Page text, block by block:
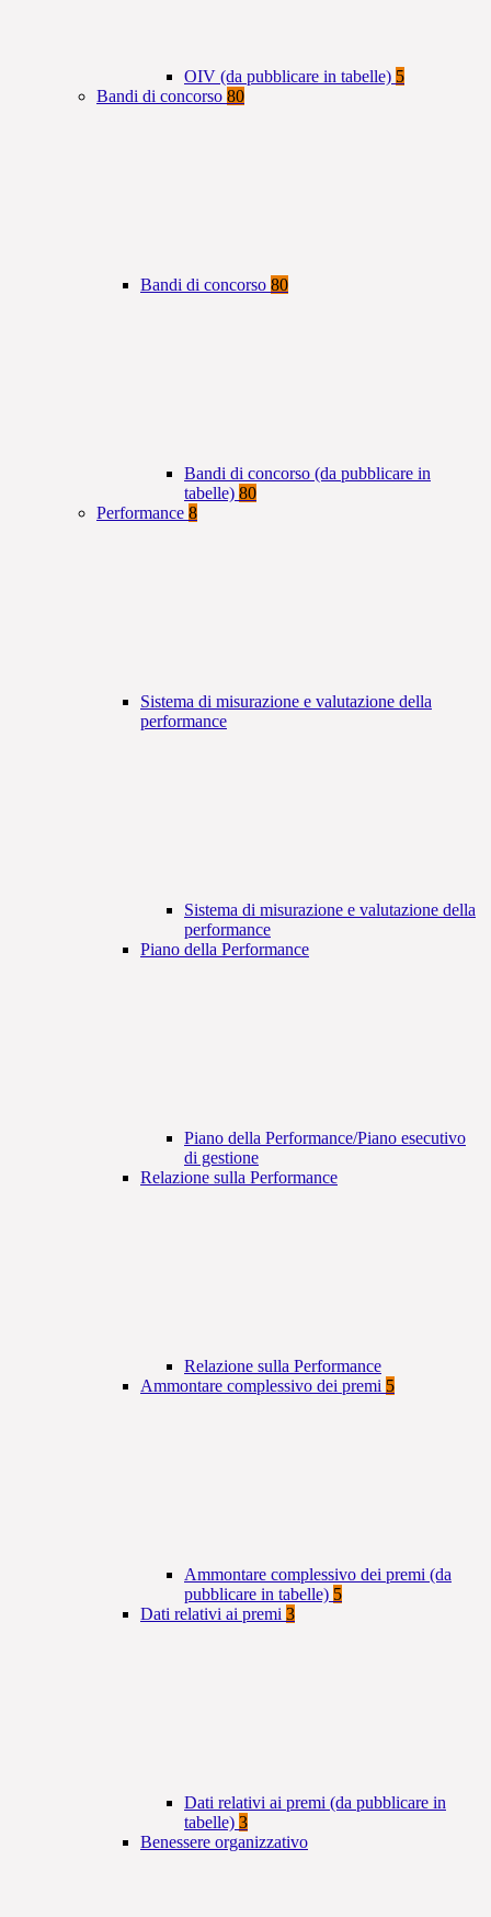
OIV (da pubblicare in tabelle) 5
Bandi di concorso 80
Bandi di concorso 80
Bandi di concorso (da pubblicare in
tabelle) 80
Performance 8
Sistema di misurazione e valutazione della
performance
Sistema di misurazione e valutazione della
performance
Piano della Performance
Piano della Performance/Piano esecutivo
di gestione
Relazione sulla Performance
Relazione sulla Performance
Ammontare complessivo dei premi 5
Ammontare complessivo dei premi (da
pubblicare in tabelle) 5
Dati relativi ai premi 3
Dati relativi ai premi (da pubblicare in
tabelle) 3
Benessere organizzativo